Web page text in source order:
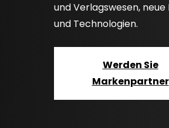
und Verlagswesen, neue
und Technologien.
Werden Sie
Markenpartner